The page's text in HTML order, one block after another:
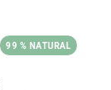
99 % NATURAL